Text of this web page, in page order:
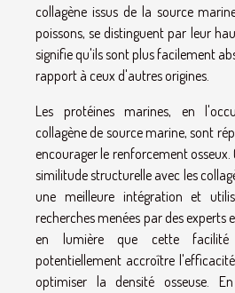
collagène issus de la source
poissons, se distinguent par leur
signifie qu'ils sont plus facilement
rapport à ceux d'autres origines.
Les protéines marines, en
collagène de source marine, sont
encourager le renforcement osseux.
similitude structurelle avec les
une meilleure intégration et
recherches menées par des
en lumière que cette facilité
potentiellement accroître
optimiser la densité osseuse.